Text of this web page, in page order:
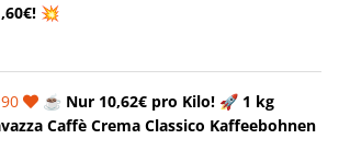
💥
☕ Nur 10,62€ pro Kilo! 🚀 1 kg
Caffè Crema Classico Kaffeebohnen